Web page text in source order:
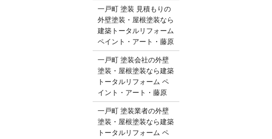
一戸町 塗装 見積もりの
外壁塗装・屋根塗装なら
建築トータルリフォーム
ペイント・アート・藤原
一戸町 塗装会社の外壁
塗装・屋根塗装なら建築
トータルリフォーム ペ
イント・アート・藤原
一戸町 塗装業者の外壁
塗装・屋根塗装なら建築
トータルリフォーム ペ